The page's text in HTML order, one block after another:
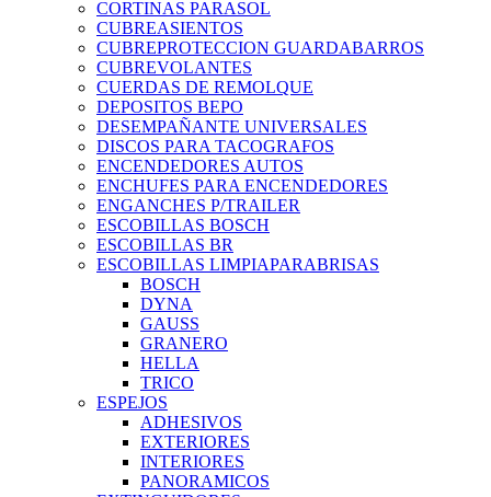
CORTINAS PARASOL
CUBREASIENTOS
CUBREPROTECCION GUARDABARROS
CUBREVOLANTES
CUERDAS DE REMOLQUE
DEPOSITOS BEPO
DESEMPAÑANTE UNIVERSALES
DISCOS PARA TACOGRAFOS
ENCENDEDORES AUTOS
ENCHUFES PARA ENCENDEDORES
ENGANCHES P/TRAILER
ESCOBILLAS BOSCH
ESCOBILLAS BR
ESCOBILLAS LIMPIAPARABRISAS
BOSCH
DYNA
GAUSS
GRANERO
HELLA
TRICO
ESPEJOS
ADHESIVOS
EXTERIORES
INTERIORES
PANORAMICOS